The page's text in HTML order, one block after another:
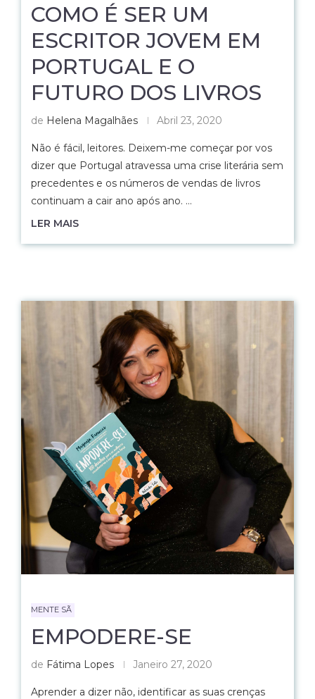
COMO É SER UM
ESCRITOR JOVEM EM
PORTUGAL E O
FUTURO DOS LIVROS
de Helena Magalhães Abril 23, 2020
Não é fácil, leitores. Deixem-me começar por vos
dizer que Portugal atravessa uma crise literária sem
precedentes e os números de vendas de livros
continuam a cair ano após ano. …
LER MAIS
MENTE SÃ
EMPODERE-SE
de Fátima Lopes Janeiro 27, 2020
Aprender a dizer não, identificar as suas crenças